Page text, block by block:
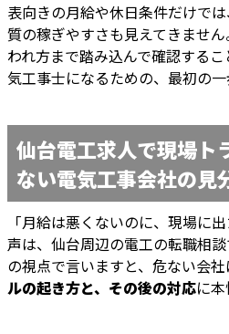
表向きの月給や休日条件だけで
質の稼ぎやすさも見えてきませ
われ方まで踏み込んで確認する
気工事士になるための、最初の一
仙台電工求人で現場ト
ない電気工事会社の見
「月給は悪くないのに、現場に
声は、仙台周辺の電工の転職相
の視点で言いますと、危ない会
ルの起き方と、その後の対応に本